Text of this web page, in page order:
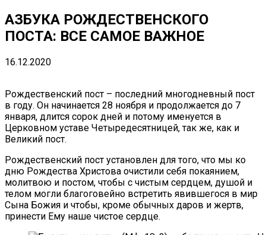
АЗБУКА РОЖДЕСТВЕНСКОГО
ПОСТА: ВСЕ САМОЕ ВАЖНОЕ
16.12.2020
Рождественский пост – последний многодневный пост
в году. Он начинается 28 ноября и продолжается до 7
января, длится сорок дней и потому именуется в
Церковном уставе Четыредесятницей, так же, как и
Великий пост.
Рождественский пост установлен для того, что мы ко
дню Рождества Христова очистили себя покаянием,
молитвою и постом, чтобы с чистым сердцем, душой и
телом могли благоговейно встретить явившегося в мир
Сына Божия и чтобы, кроме обычных даров и жертв,
принести Ему наше чистое сердце.